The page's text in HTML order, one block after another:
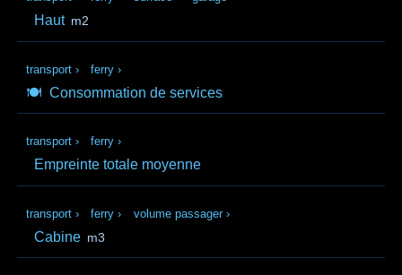
Haut m2
transport › ferry ›
🍽️ Consommation de services
transport › ferry ›
Empreinte totale moyenne
transport › ferry › volume passager ›
Cabine m3